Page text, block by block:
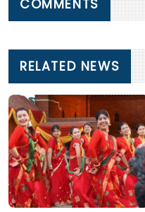
COMMENTS
RELATED NEWS